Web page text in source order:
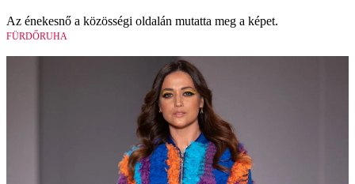
Az énekesnő a közösségi oldalán mutatta meg a képet.
FÜRDŐRUHA